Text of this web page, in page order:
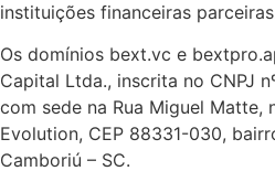
instituições financeiras
Os domínios bext.vc e
Capital Ltda., inscrita no CNPJ
com sede na Rua Miguel Matte,
Evolution, CEP 88331-030,
Camboriú – SC.